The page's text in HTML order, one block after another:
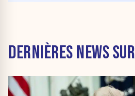
DERNIÈRES NEWS SUR